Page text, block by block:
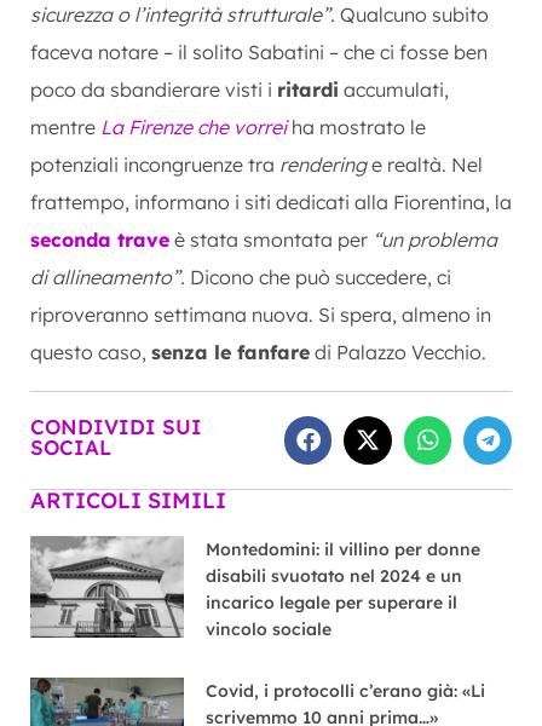
sicurezza o l’integrità strutturale”. Qualcuno subito
faceva notare – il solito Sabatini – che ci fosse ben
poco da sbandierare visti i ritardi accumulati,
mentre La Firenze che vorreiha mostrato le
potenziali incongruenze tra renderinge realtà. Nel
frattempo, informano i siti dedicati alla Fiorentina, la
seconda trave è stata smontata per “un problema
di allineamento”. Dicono che può succedere, ci
riproveranno settimana nuova. Si spera, almeno in
questo caso, senza le fanfare di Palazzo Vecchio.
CONDIVIDI SUI
SOCIAL
ARTICOLI SIMILI
Montedomini: il villino per donne
disabili svuotato nel 2024 e un
incarico legale per superare il
vincolo sociale
Covid, i protocolli c’erano già: «Li
scrivemmo 10 anni prima…»